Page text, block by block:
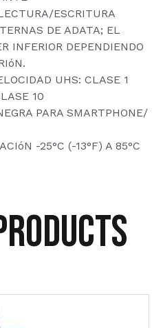
ESCRITURA
DE ADATA; EL
INFERIOR DEPENDIENDO
UHS: CLASE 1
10
PARA SMARTPHONE/
-25°C (-13°F) A 85°C